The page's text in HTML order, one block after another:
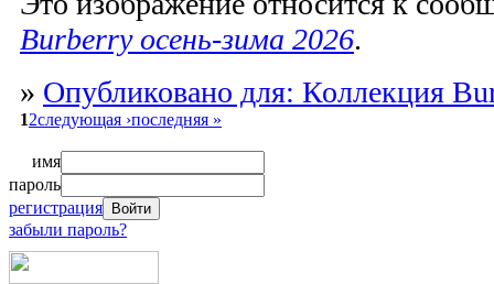
Burberry осень-зима 2026.
» Опубликовано для: Коллекция
12следующая ›последняя »
имя
пароль
регистрация
забыли пароль?